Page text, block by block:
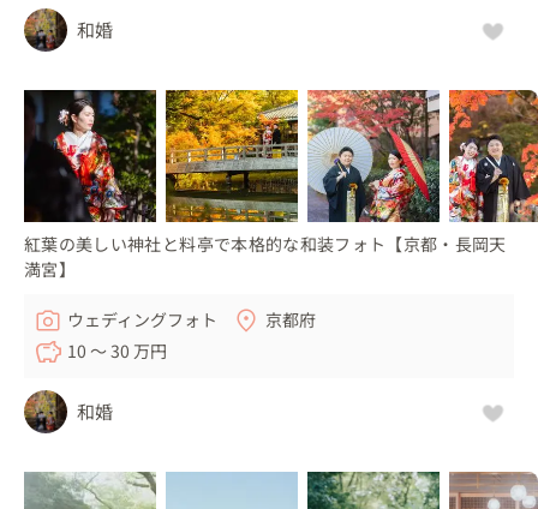
和婚
紅葉の美しい神社と料亭で本格的な和装フォト【京都・長岡天
満宮】
ウェディングフォト
京都府
10 〜 30 万円
和婚